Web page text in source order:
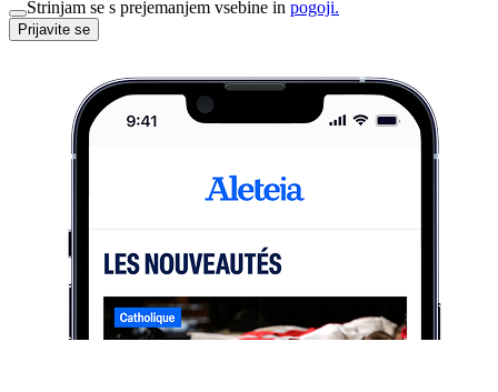
Strinjam se s prejemanjem vsebine in pogoji.
Prijavite se